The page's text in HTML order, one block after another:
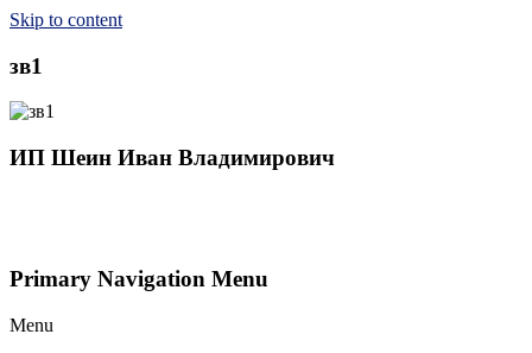
Skip to content
зв1
ИП Шеин Иван Владимирович
Primary Navigation Menu
Menu